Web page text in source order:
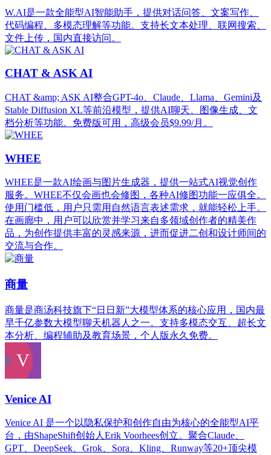
W.AI是一款全能型AI智能助手，提供对话问答、文案写作、
代码编程、多模态理解等功能。支持长文本处理、联网搜索、
文件上传，国内直接访问。
CHAT & ASK AI
CHAT &amp; ASK AI整合GPT-4o、Claude、Llama、Gemini及
Stable Diffusion XL等前沿模型，提供AI聊天、图像生成、文
档分析等功能。免费版可用，高级会员$9.99/月。
WHEE
WHEE是一款AI绘画与图片生成器，提供一站式AI视觉创作
服务。WHEE不仅会画也会修图，各种AI修图功能一应俱全。
使用门槛低，用户只需用自然语言表述需求，就能轻松上手。
在画廊中，用户可以欣赏并学习来自多领域创作者的精美作
品，为创作提供丰富的灵感来源，进而促进二创和设计师间的
交流与合作。
商量
商量是商汤科技旗下“日日新”大模型体系的核心应用，国内最
早千亿参数大模型聊天机器人之一。支持多模态交互、超长文
本分析、编程辅助及教育场景，个人版永久免费。
Venice AI
Venice AI 是一个以隐私保护和创作自由为核心的全能型AI平
台，由ShapeShift创始人Erik Voorhees创立。聚合Claude、
GPT、DeepSeek、Grok、Sora、Kling、Runway等20+顶尖模